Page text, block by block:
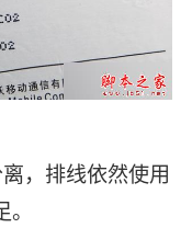
，排线依然使用